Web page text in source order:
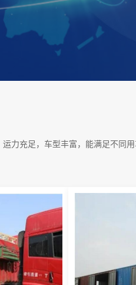
运力充足，车型丰富，能满足不同